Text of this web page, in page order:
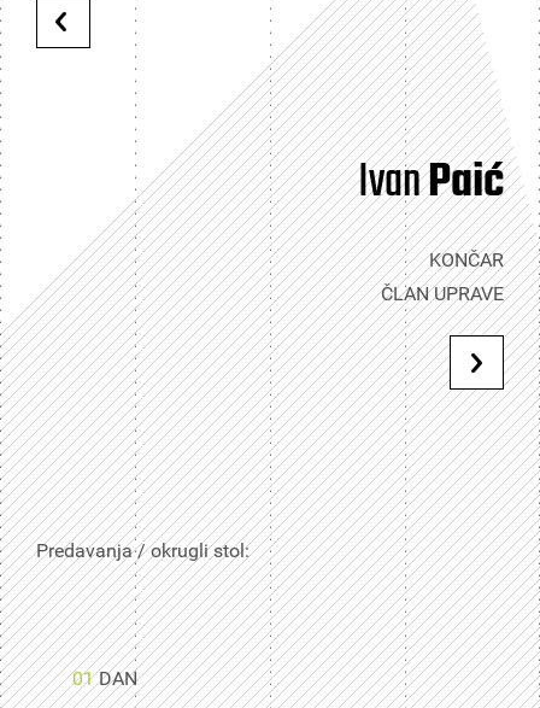
IvanPaić
KONČAR
ČLAN UPRAVE
Predavanja / okrugli stol:
01DAN